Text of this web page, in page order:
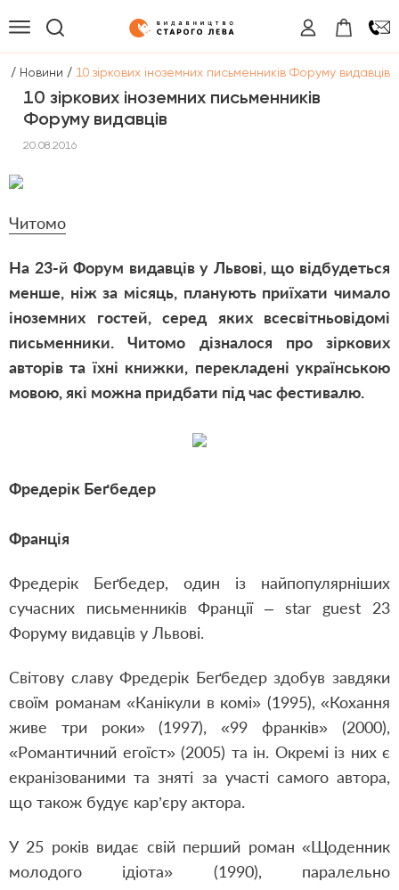
/ Новини / 10 зіркових іноземних письменників Форуму видавців
10 зіркових іноземних письменників
Форуму видавців
20.08.2016
Читомо
На 23-й Форум видавців у Львові, що відбудеться
менше, ніж за місяць, планують приїхати чимало
іноземних гостей, серед яких всесвітньовідомі
письменники. Читомо дізналося про зіркових
авторів та їхні книжки, перекладені українською
мовою, які можна придбати під час фестивалю.
Фредерік Беґбедер
Франція
Фредерік Беґбедер, один із найпопулярніших
сучасних письменників Франції – star guest 23
Форуму видавців у Львові.
Світову славу Фредерік Беґбедер здобув завдяки
своїм романам «Канікули в комі» (1995), «Кохання
живе три роки» (1997), «99 франків» (2000),
«Романтичний егоїст» (2005) та ін. Окремі із них є
екранізованими та зняті за участі самого автора,
що також будує кар’єру актора.
У 25 років видає свій перший роман «Щоденник
молодого ідіота» (1990), паралельно